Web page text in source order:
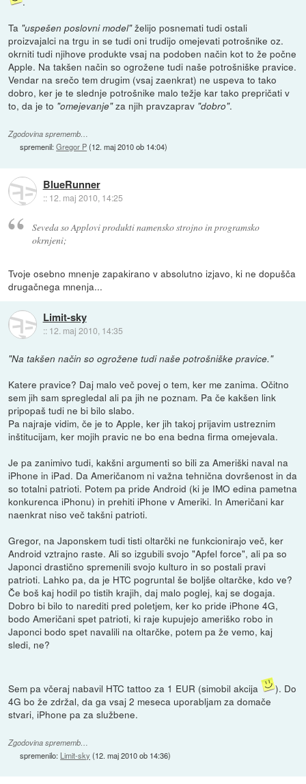
Ta "uspešen poslovni model"želijo posnemati tudi ostali
proizvajalci na trgu in se tudi oni trudijo omejevati potrošnike oz.
okrniti tudi njihove produkte vsaj na podoben način kot to že počne
Apple. Na takšen način so ogrožene tudi naše potrošniške pravice.
Vendar na srečo tem drugim (vsaj zaenkrat) ne uspeva to tako
dobro, ker je te slednje potrošnike malo težje kar tako prepričati v
to, da je to "omejevanje"za njih pravzaprav "dobro".
Zgodovina sprememb…
spremenil:Gregor P(12. maj 2010 ob 14:04)
BlueRunner
:: 12. maj 2010, 14:25
Seveda so Applovi produkti namensko strojno in programsko
okrnjeni;
Tvoje osebno mnenje zapakirano v absolutno izjavo, ki ne dopušča
drugačnega mnenja...
Limit-sky
:: 12. maj 2010, 14:35
"Na takšen način so ogrožene tudi naše potrošniške pravice."
Katere pravice? Daj malo več povej o tem, ker me zanima. Očitno
sem jih sam spregledal ali pa jih ne poznam. Pa če kakšen link
pripopaš tudi ne bi bilo slabo.
Pa najraje vidim, če je to Apple, ker jih takoj prijavim ustreznim
inštitucijam, ker mojih pravic ne bo ena bedna firma omejevala.
Je pa zanimivo tudi, kakšni argumenti so bili za Ameriški naval na
iPhone in iPad. Da Američanom ni važna tehnična dovršenost in da
so totalni patrioti. Potem pa pride Android (ki je IMO edina pametna
konkurenca iPhonu) in prehiti iPhone v Ameriki. In Američani kar
naenkrat niso več takšni patrioti.
Gregor, na Japonskem tudi tisti oltarčki ne funkcionirajo več, ker
Android vztrajno raste. Ali so izgubili svojo "Apfel force", ali pa so
Japonci drastično spremenili svojo kulturo in so postali pravi
patrioti. Lahko pa, da je HTC pogruntal še boljše oltarčke, kdo ve?
Če boš kaj hodil po tistih krajih, daj malo poglej, kaj se dogaja.
Dobro bi bilo to narediti pred poletjem, ker ko pride iPhone 4G,
bodo Američani spet patrioti, ki raje kupujejo ameriško robo in
Japonci bodo spet navalili na oltarčke, potem pa že vemo, kaj
sledi, ne?
Sem pa včeraj nabavil HTC tattoo za 1 EUR (simobil akcija
). Do
4G bo že zdržal, da ga vsaj 2 meseca uporabljam za domače
stvari, iPhone pa za službene.
Zgodovina sprememb…
spremenilo: Limit-sky (12. maj 2010 ob 14:36)